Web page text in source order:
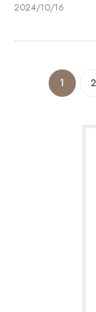
2024/10/16
1 2